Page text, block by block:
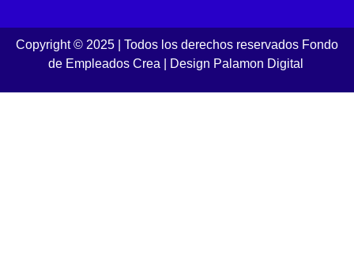
Copyright © 2025 | Todos los derechos reservados Fondo
de Empleados Crea
Design Palamon Digital